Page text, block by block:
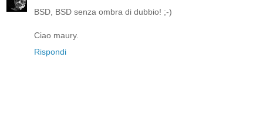
BSD, BSD senza ombra di dubbio! ;-)
Ciao maury.
Rispondi